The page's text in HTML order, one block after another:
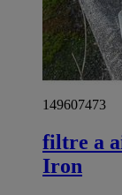
149607473
filtre a
Iron